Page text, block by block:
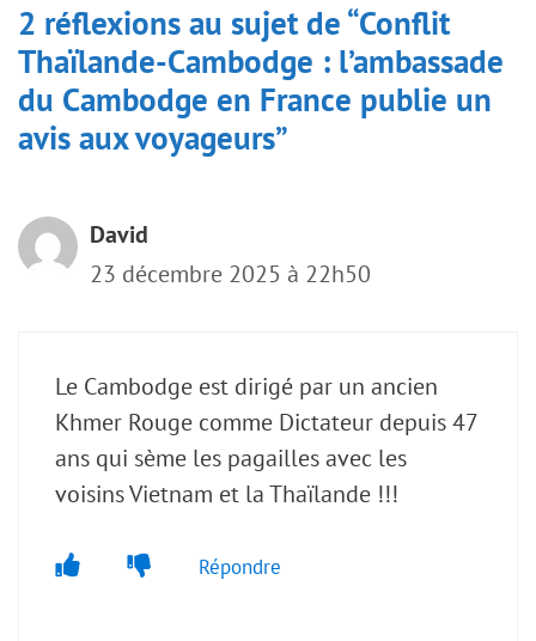
2 réflexions au sujet de “Conflit
Thaïlande-Cambodge : l’ambassade
du Cambodge en France publie un
avis aux voyageurs”
David
23 décembre 2025 à 22h50
Le Cambodge est dirigé par un ancien
Khmer Rouge comme Dictateur depuis 47
ans qui sème les pagailles avec les
voisins Vietnam et la Thaïlande !!!
Répondre